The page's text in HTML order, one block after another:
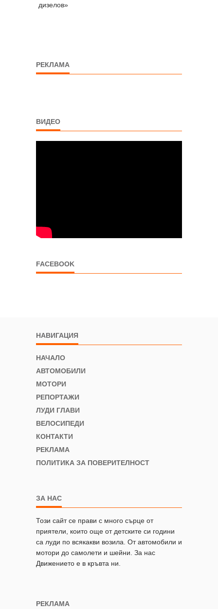
дизелов»
РЕКЛАМА
ВИДЕО
FACEBOOK
НАВИГАЦИЯ
НАЧАЛО
АВТОМОБИЛИ
МОТОРИ
РЕПОРТАЖИ
ЛУДИ ГЛАВИ
ВЕЛОСИПЕДИ
КОНТАКТИ
РЕКЛАМА
ПОЛИТИКА ЗА ПОВЕРИТЕЛНОСТ
ЗА НАС
Този сайт се прави с много сърце от
приятели, които още от детските си години
са луди по всякакви возила. От автомобили и
мотори до самолети и шейни. За нас
Движението е в кръвта ни.
РЕКЛАМА